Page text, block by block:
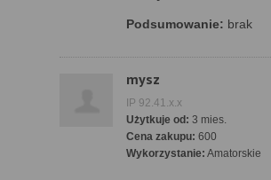
Podsumowanie: brak
mysz
IP 92.41.x.x
Użytkuje od: 3 mies.
Cena zakupu: 600
Wykorzystanie: Amatorskie